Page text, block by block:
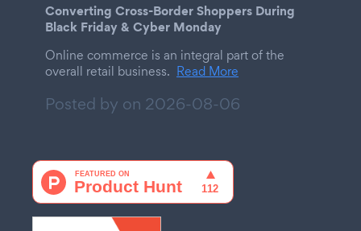
Converting Cross-Border Shoppers During
Black Friday & Cyber Monday
Online commerce is an integral part of the
overall retail business. Read More
Posted by on 2026-08-06